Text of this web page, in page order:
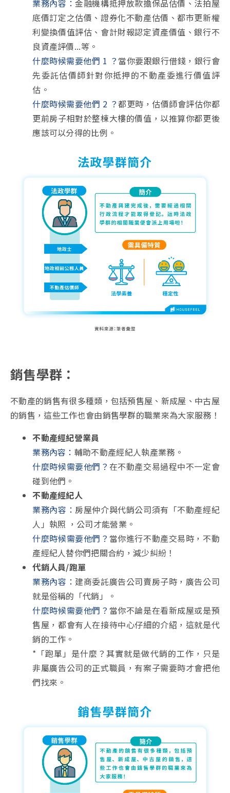
業務內容：金融機構抵押放款擔保品估價、法拍屋
底價訂定之估價、證券化不動產估價、都市更新權
利變換價值評估、會計財報認定資產價值、銀行不
良資產評價...等。
什麼時候需要他們 1 ？ 當你要跟銀行借錢，銀行會
先委託估價師針對你抵押的不動產委進行價值評
估。
什麼時候需要他們 2 ？都更時，估價師會評估你都
更前房子相對於整棟大樓的價值，以推算你都更後
應該可以分得的比例。
銷售學群：
不動產的銷售有很多種類，包括預售屋、新成屋、中古屋
的銷售，這些工作也會由銷售學群的職業來為大家服務！
不動產經紀營業員
業務內容： 輔助不動產經紀人執產業務。
什麼時候需要他們？ 在不動產交易過程中不一定會
碰到他們。
不動產經紀人
業務內容： 房屋仲介與代銷公司須有「不動產經紀
人」執照 ，公司才能營業。
什麼時候需要他們？ 當你進行不動產交易時，不動
產經紀人替你們把關合約，減少糾紛！
代銷人員/跑單
業務內容： 建商委託廣告公司賣房子時，廣告公司
就是俗稱的「代銷」。
什麼時候需要他們？ 當你不論是在看新成屋或是預
售屋，都會有人在接待中心仔細的介紹，這就是代
銷的工作。
*「跑單」是什麼？其實就是做代銷的工作，只是
非屬廣告公司的正式職員，有案子需要時才會把他
們找來。